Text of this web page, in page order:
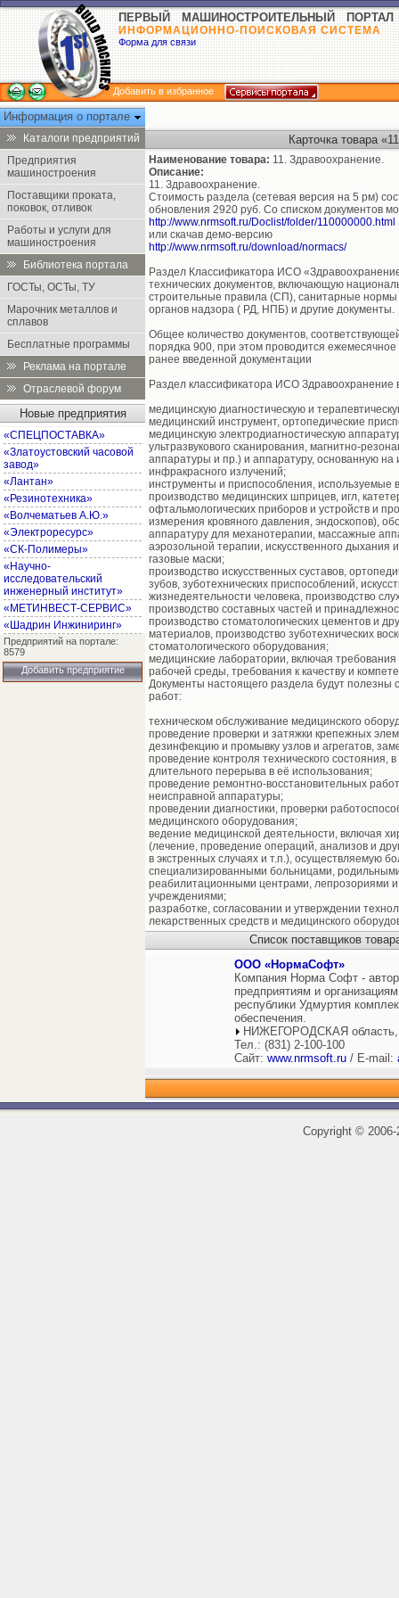
ПЕРВЫЙ МАШИНОСТРОИТЕЛЬНЫЙ ПОРТАЛ
ИНФОРМАЦИОННО-ПОИСКОВАЯ СИСТЕМА
Форма для связи
Добавить в избранное
Информация о портале
Каталоги предприятий
Предприятия
машиностроения
Поставщики проката,
поковок, отливок
Работы и услуги для
машиностроения
Библиотека портала
ГОСТы, ОСТы, ТУ
Марочник металлов и
сплавов
Бесплатные программы
Реклама на портале
Отраслевой форум
Новые предприятия
«СПЕЦПОСТАВКА»
«Златоустовский часовой
завод»
«Лантан»
«Резинотехника»
«Волчематьев А.Ю.»
«Электроресурс»
«СК-Полимеры»
«Научно-
исследовательский
инженерный институт»
«МЕТИНВЕСТ-СЕРВИС»
«Шадрин Инжиниринг»
Предприятий на портале:
8579
Добавить предприятие
Карточка товара
Наименование товара: 11. Здравоохранение.
Описание:
11. Здравоохранение.
Стоимость раздела (сетевая версия на 5 рм)
обновления 2920 руб. Со списком документов
http://www.nrmsoft.ru/Doclist/folder/110000000.html
или скачав демо-версию
http://www.nrmsoft.ru/download/normacs/
Раздел Классификатора ИСО
технических документов, включающую
строительные правила (СП), санитарные
органов надзора ( РД, НПБ) и другие документы.
Общее количество документов,
порядка 900, при этом проводится
ранее введенной документации
Раздел классификатора ИСО Здравоохранение
медицинскую диагностическую и
медицинский инструмент, ортопедические
медицинскую электродиагностическую
ультразвукового сканирования, магнитно-
аппаратуры и пр.) и аппаратуру, основанную на
инфракрасного излучений;
инструменты и приспособления, используемые
производство медицинских шприцев, игл,
офтальмологических приборов и устройств и
измерения кровяного давления, эндоскопов),
аппаратуру для механотерапии, массажные
аэрозольной терапии, искусственного
газовые маски;
производство искусственных суставов,
зубов, зуботехнических приспособлений,
жизнедеятельности человека, производство
производство составных частей и
производство стоматологических цементов и
материалов, производство зуботехнических
стоматологического оборудования;
медицинские лаборатории, включая
рабочей среды, требования к качеству и
Документы настоящего раздела будут
работ:
техническом обслуживание медицинского
проведение проверки и затяжки крепежных
дезинфекцию и промывку узлов и агрегатов,
проведение контроля технического состояния,
длительного перерыва в её использования;
проведение ремонтно-восстановительных
неисправной аппаратуры;
проведении диагностики, проверки
медицинского оборудования;
ведение медицинской деятельности, включая
(лечение, проведение операций, анализов и
в экстренных случаях и т.п.), осуществляемую
специализированными больницами,
реабилитационными центрами, лепрозориями
учреждениями;
разработке, согласовании и утверждении
лекарственных средств и медицинского
Список поставщиков
ООО «НормаСофт»
Компания Норма Софт -
предприятиям и
республики Удмуртия
обеспечения.
НИЖЕГОРОДСКАЯ область,
Тел.: (831) 2-100-100
Сайт: www.nrmsoft.ru / E-mail:
Copyright ©